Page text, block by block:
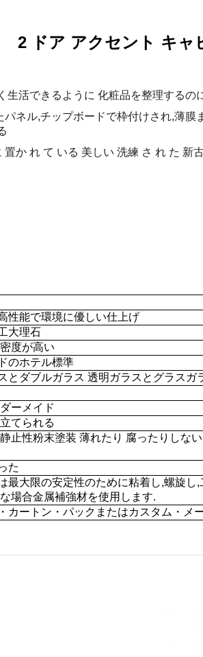
2 ドア アクセント キャ
生活できるように 化粧品を整理するの
ネル,チップボードで枠付けされ,薄膜
置か れ て いる 美しい 洗練 さ れ た 新
性能で環境に優しい仕上げ
大理石
度が高い
のホテル標準
とダブルガラス 透明ガラスとグラスガ
ーメイド
てられる
止性粉末塗装 薄れたり 腐ったりしな
た
最大限の安定性のために粘着し,螺旋し
場合金属補強材を使用します.
カートン・パックまたはカスタム・メ